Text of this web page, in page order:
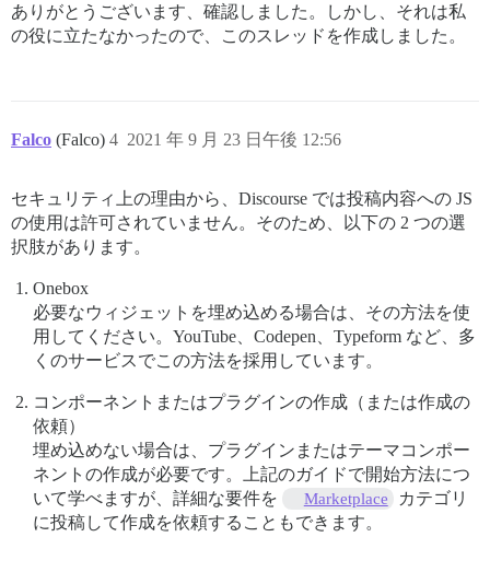
ありがとうございます、確認しました。しかし、それは私
の役に立たなかったので、このスレッドを作成しました。
Falco (Falco) 2021 年 9 月 23 日午後 12:56
4
セキュリティ上の理由から、Discourse では投稿内容への JS
の使用は許可されていません。そのため、以下の 2 つの選
択肢があります。
Onebox
必要なウィジェットを埋め込める場合は、その方法を使
用してください。YouTube、Codepen、Typeform など、多
くのサービスでこの方法を採用しています。
コンポーネントまたはプラグインの作成（または作成の
依頼）
埋め込めない場合は、プラグインまたはテーマコンポー
ネントの作成が必要です。上記のガイドで開始方法につ
いて学べますが、詳細な要件を
Marketplace
カテゴリ
に投稿して作成を依頼することもできます。